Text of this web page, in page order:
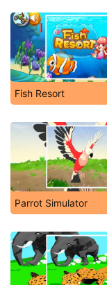
Fish Resort
Parrot Simulator